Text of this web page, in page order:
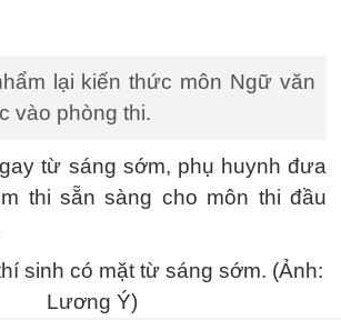
lại kiến thức môn Ngữ văn
vào phòng thi.
từ sáng sớm, phụ huynh đưa
thi sẵn sàng cho môn thi đầu